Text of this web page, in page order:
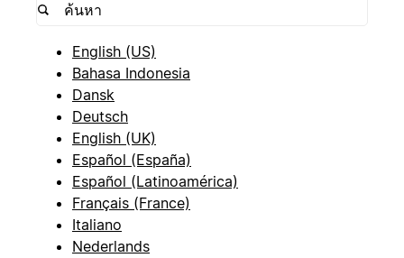
English (US)
Bahasa Indonesia
Dansk
Deutsch
English (UK)
Español (España)
Español (Latinoamérica)
Français (France)
Italiano
Nederlands